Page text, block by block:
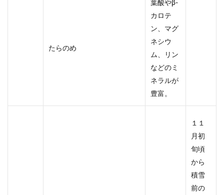
たらのめ
葉酸やβ-
カロテ
ン、マグ
ネシウ
ム、リン
などのミ
ネラルが
豊富。
１１
月初
旬頃
から
積雪
前の